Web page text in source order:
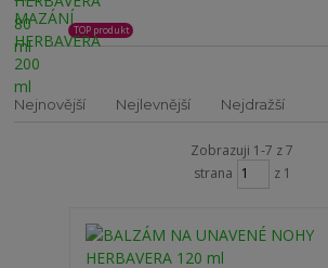
TOP produkt
Nejnovější Nejlevnější Nejdražší
Zobrazuji 1-7 z 7
strana
z 1